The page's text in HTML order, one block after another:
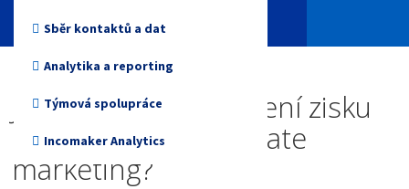
Online media
Cestovky
Neziskové organizace
Sběr kontaktů a dat
Analytika a reporting
Týmová spolupráce
Incomaker Analytics
Začněte zdarma
Je výhodné pro zvýšení zisku
e-shopu zapojit affiliate
marketing?